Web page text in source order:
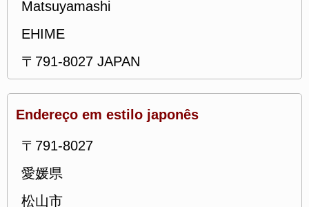
Matsuyamashi
EHIME
〒791-8027 JAPAN
Endereço em estilo japonês
〒791-8027
愛媛県
松山市